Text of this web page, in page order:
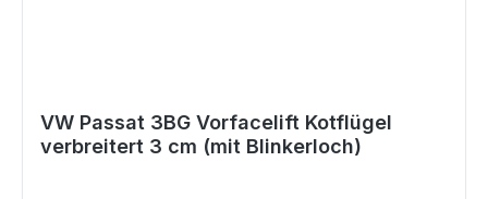
VW Passat 3BG Vorfacelift Kotflügel
verbreitert 3 cm (mit Blinkerloch)